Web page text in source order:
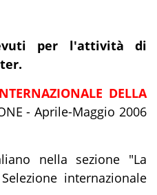
per l'attività di
DELLA
- Aprile-Maggio 2006
nella sezione "La
internazionale